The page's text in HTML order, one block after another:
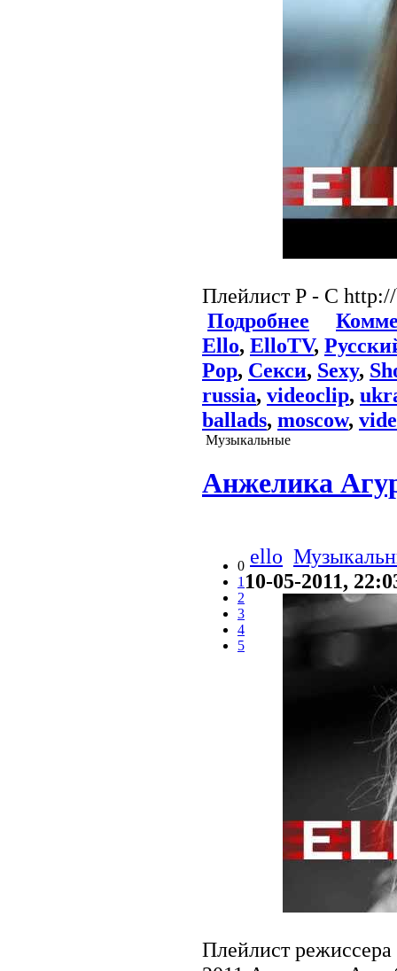
Плейлист Р - С
Подробнее
Ello, ElloTV,
Pop, Секси, Sexy,
russia, videoclip,
ballads, moscow,
Музыкальные
Анжелика
0
1
2
3
4
5
ello
10-05-2011,
Плейлист